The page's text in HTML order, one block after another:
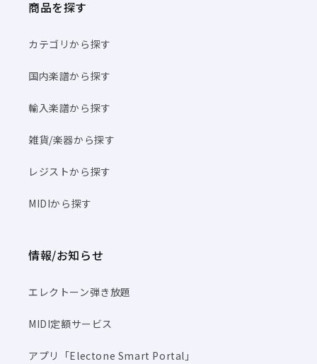
商品を探す
カテゴリから探す
国内楽譜から探す
輸入楽譜から探す
雑貨/楽器から探す
レジストから探す
MIDIから探す
情報/お知らせ
エレクトーン弾き放題
MIDI定額サービス
アプリ「Electone Smart Portal」